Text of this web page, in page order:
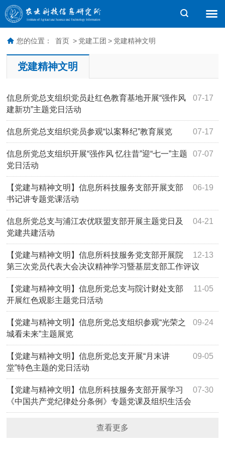
您的位置： 首页 > 党建工团 > 党建精神文明
党建精神文明
07-17
信息所党总支组织党员赴红色教育基地开展“强作风
建新功”主题党日活动
07-17
信息所党总支组织党员参观“以案释纪”教育展览
07-07
信息所党总支组织开展“强作风 忆往昔”迎“七一”主题
党日活动
06-19
【党建与精神文明】信息所科技服务支部开展支部
书记讲专题党课活动
04-21
信息所党总支与浦江农优联盟支部开展主题党日及
党建共建活动
12-13
【党建与精神文明】信息所科技服务党支部开展院
第三次党员代表大会决议精神学习暨基层支部工作评议
11-05
【党建与精神文明】信息所党总支与院计财处支部
开展红色观影主题党日活动
09-24
【党建与精神文明】信息所党总支组织参观“光荣之
城看未来”主题展览
09-05
【党建与精神文明】信息所党总支开展“月末讲
堂”特色主题的党日活动
07-30
【党建与精神文明】信息所科技服务支部开展学习
《中国共产党纪律处分条例》专题党课及组织生活会
查看更多